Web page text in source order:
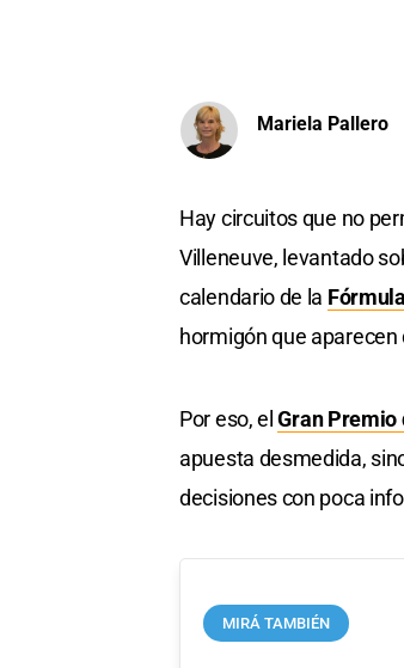
Mariela Pallero
Hay circuitos que no
Villeneuve, levantado
calendario de la
hormigón que
Por eso, elGran Premio
apuesta desmedida,
decisiones con poca
MIRÁ TAMBIÉN